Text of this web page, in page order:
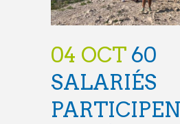
04 OCT 60
SALARIÉS